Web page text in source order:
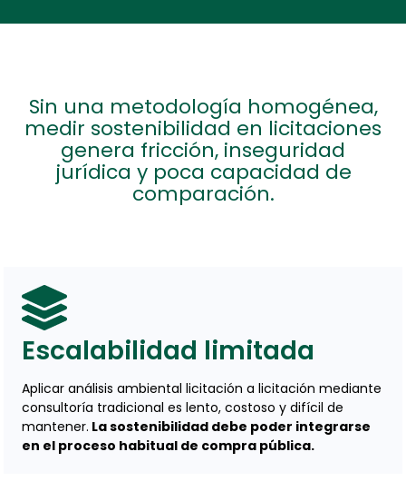
Sin una metodología homogénea,
medir sostenibilidad en licitaciones
genera fricción, inseguridad
jurídica y poca capacidad de
comparación.
Escalabilidad limitada
Aplicar análisis ambiental licitación a licitación mediante
consultoría tradicional es lento, costoso y difícil de
mantener. La sostenibilidad debe poder integrarse
en el proceso habitual de compra pública.